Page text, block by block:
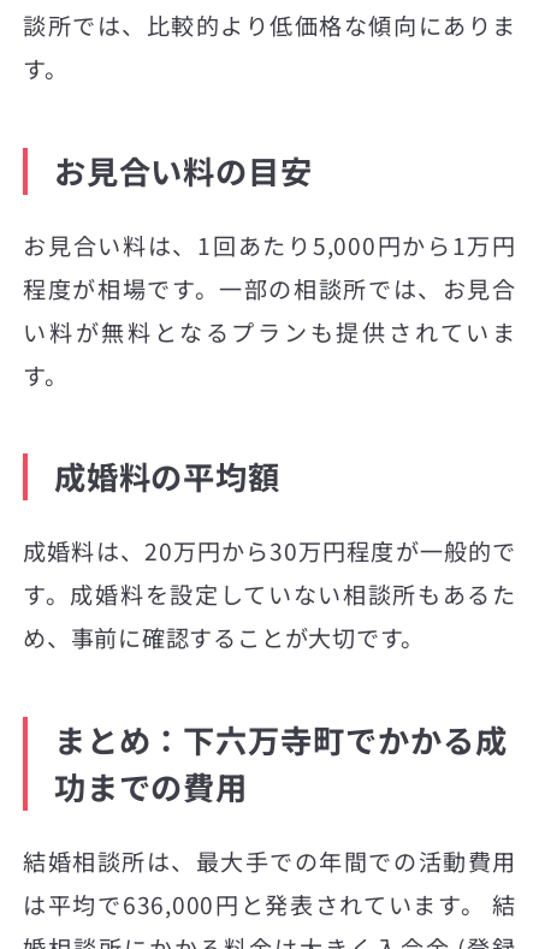
談所では、比較的より低価格な傾向にありま
す。
お見合い料の目安
お見合い料は、1回あたり5,000円から1万円
程度が相場です。一部の相談所では、お見合
い料が無料となるプランも提供されていま
す。
成婚料の平均額
成婚料は、20万円から30万円程度が一般的で
す。成婚料を設定していない相談所もあるた
め、事前に確認することが大切です。
まとめ：下六万寺町でかかる成
功までの費用
結婚相談所は、最大手での年間での活動費用
は平均で636,000円と発表されています。 結